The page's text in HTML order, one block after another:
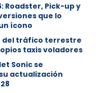
Roadster, Pick-up y
que lo
ícono
del tráfico terrestre
taxis voladores
Sonic se
actualización